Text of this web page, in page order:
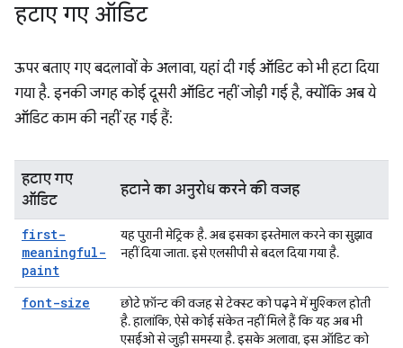
हटाए गए ऑडिट
ऊपर बताए गए बदलावों के अलावा, यहां दी गई ऑडिट को भी हटा दिया
गया है. इनकी जगह कोई दूसरी ऑडिट नहीं जोड़ी गई है, क्योंकि अब ये
ऑडिट काम की नहीं रह गई हैं:
हटाए गए
ऑडिट
हटाने का अनुरोध करने की वजह
first-
meaningful-
paint
यह पुरानी मेट्रिक है. अब इसका इस्तेमाल करने का सुझाव
नहीं दिया जाता. इसे एलसीपी से बदल दिया गया है.
font-size
छोटे फ़ॉन्ट की वजह से टेक्स्ट को पढ़ने में मुश्किल होती
है. हालांकि, ऐसे कोई संकेत नहीं मिले हैं कि यह अब भी
एसईओ से जुड़ी समस्या है. इसके अलावा, इस ऑडिट को